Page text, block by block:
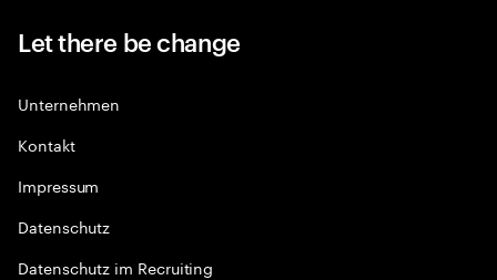
Let there be change
Unternehmen
Kontakt
Impressum
Datenschutz
Datenschutz im Recruiting